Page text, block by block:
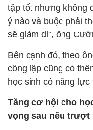
tập tốt nhưng không
ý nào và buộc phải
sẽ giảm đi”, ông
Bên cạnh đó, theo
công lập cũng có
học sinh có năng lực
Tăng cơ hội cho
vọng sau nếu trượt